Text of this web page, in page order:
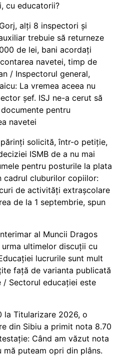
cu educatorii?
alți 8 inspectori și
trebuie să returneze
de lei, bani acordați
navetei, timp de
/ Inspectorul general,
La vremea aceea nu
șef. ISJ ne-a cerut să
pentru
navetei
solicită, într-o petiție,
ISMB de a nu mai
pentru posturile la plata
cadrul cluburilor copiilor:
de activități extrașcolare
de la 1 septembrie, spun
al Muncii Dragos
urma ultimelor discuții cu
lucrurile sunt mult
față de varianta publicată
/ Sectorul educației este
la Titularizare 2026, o
din Sibiu a primit nota 8.70
Când am văzut nota
mă puteam opri din plâns.